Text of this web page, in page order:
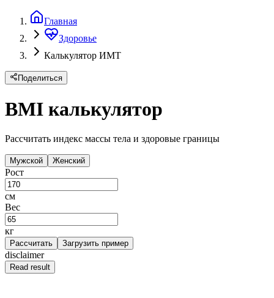
Главная
Здоровье
Калькулятор ИМТ
Поделиться
BMI калькулятор
Рассчитать индекс массы тела и здоровые границы
Мужской Женский
Рост
см
Вес
кг
Рассчитать Загрузить пример
disclaimer
Read result